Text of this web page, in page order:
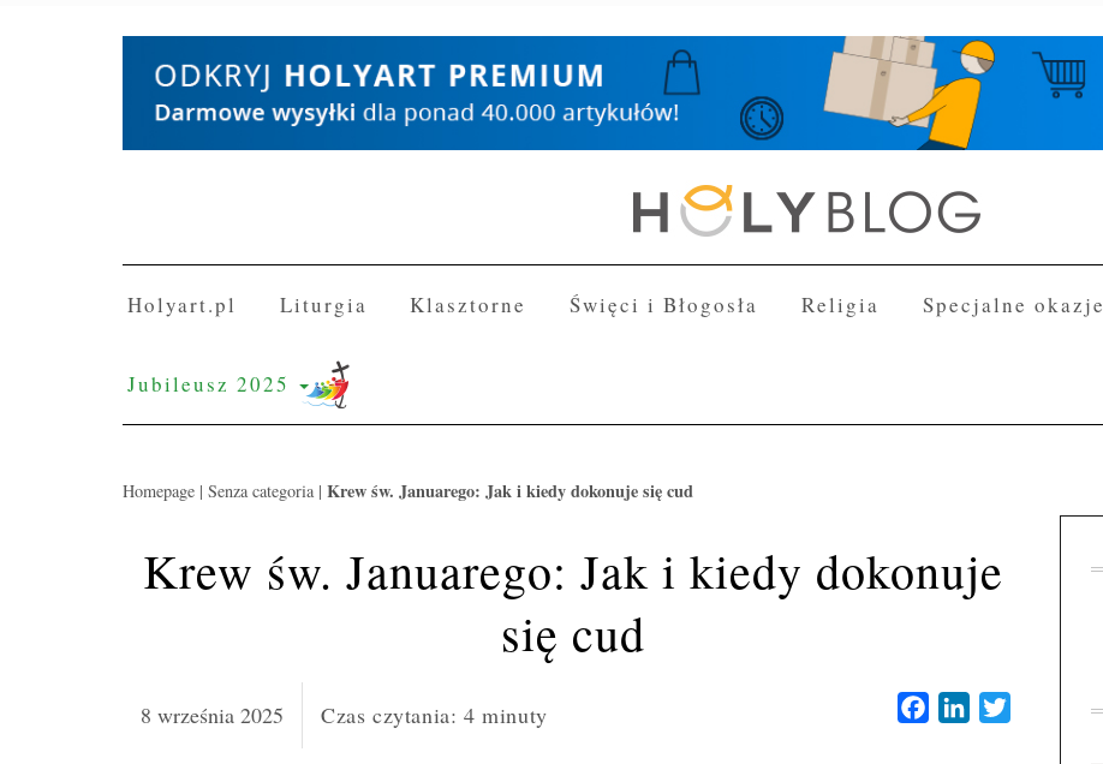
Holyart.pl Liturgia Klasztorne Święci i Błogosła Religia Specjalne okazje
Jubileusz 2025
Homepage | Senza categoria | Krew św. Januarego: Jak i kiedy dokonuje się cud
Krew św. Januarego: Jak i kiedy dokonuje
się cud
8 września 2025 Czas czytania: 4 minuty FacebookLinkedIn